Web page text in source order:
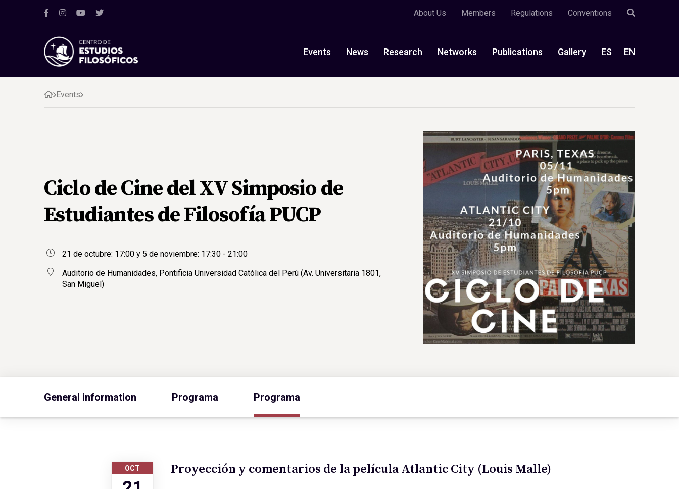
About Us Members Regulations Conventions
Events News Research Networks Publications Gallery ES EN
Events
Ciclo de Cine del XV Simposio de
Estudiantes de Filosofía PUCP
21 de octubre: 17:00 y 5 de noviembre: 17:30 - 21:00
Auditorio de Humanidades, Pontificia Universidad Católica del Perú (Av. Universitaria 1801,
San Miguel)
General information Programa Programa
OCT Proyección y comentarios de la película Atlantic City (Louis Malle)